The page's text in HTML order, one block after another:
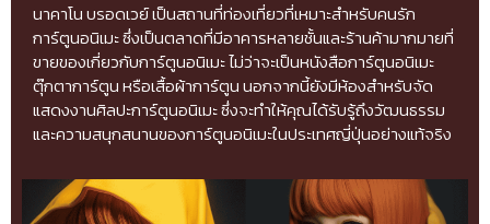
นาคาโน บรอดเวย์ เป็นสถานที่ท่องเที่ยวที่เหมาะสำหรับคนรัก
การ์ตูนอนิเมะ ซึ่งเป็นตลาดที่มีอาคารหลายชั้นและร้านค้ามากมายที่
ขายของเกี่ยวกับการ์ตูนอนิเมะ ไม่ว่าจะเป็นหนังสือการ์ตูนอนิเมะ
ตุ๊กตาการ์ตูน หรือเสื้อผ้าการ์ตูน นอกจากนี้ยังมีห้องสำหรับจัด
แสดงงานศิลปะการ์ตูนอนิเมะ ซึ่งจะทำให้คุณได้รับรู้ถึงวัฒนธรรม
และความสนุกสนานของการ์ตูนอนิเมะในประเทศญี่ปุ่นอย่างแท้จริง